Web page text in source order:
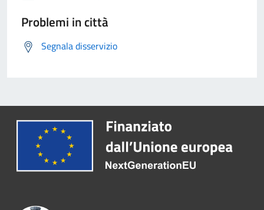
Problemi in città
Segnala disservizio